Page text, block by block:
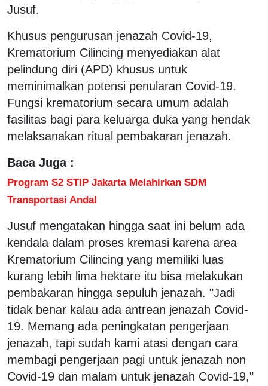
Jusuf.
Khusus pengurusan jenazah Covid-19,
Krematorium Cilincing menyediakan alat
pelindung diri (APD) khusus untuk
meminimalkan potensi penularan Covid-19.
Fungsi krematorium secara umum adalah
fasilitas bagi para keluarga duka yang hendak
melaksanakan ritual pembakaran jenazah.
Baca Juga :
Program S2 STIP Jakarta Melahirkan SDM
Transportasi Andal
Jusuf mengatakan hingga saat ini belum ada
kendala dalam proses kremasi karena area
Krematorium Cilincing yang memiliki luas
kurang lebih lima hektare itu bisa melakukan
pembakaran hingga sepuluh jenazah. "Jadi
tidak benar kalau ada antrean jenazah Covid-
19. Memang ada peningkatan pengerjaan
jenazah, tapi sudah kami atasi dengan cara
membagi pengerjaan pagi untuk jenazah non
Covid-19 dan malam untuk jenazah Covid-19,"